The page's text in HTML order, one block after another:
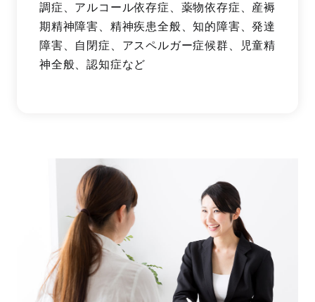
調症、アルコール依存症、薬物依存症、産褥
期精神障害、精神疾患全般、知的障害、発達
障害、自閉症、アスペルガー症候群、児童精
神全般、認知症など